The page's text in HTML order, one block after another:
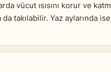
vücut ısısını korur ve
takılabilir. Yaz aylarında